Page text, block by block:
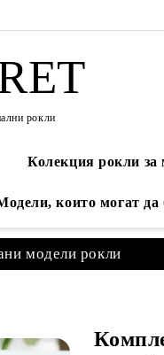
рокли
Колекция рокли
които могат да
модели рокли